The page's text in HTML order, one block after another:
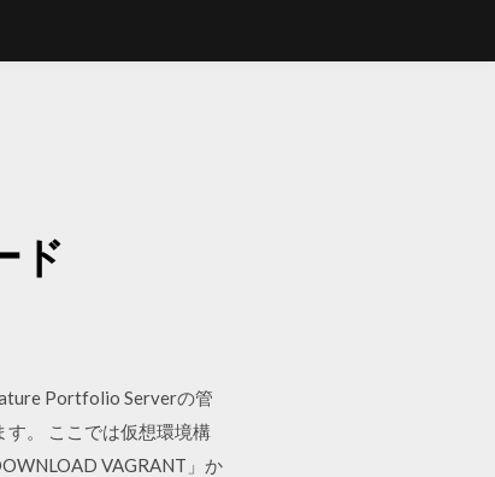
ド
Portfolio Serverの管
。 ここでは仮想環境構
VAGRANT」か